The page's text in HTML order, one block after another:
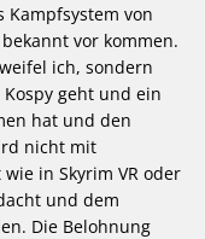
Kampfsystem von
vor kommen.
ich, sondern
geht und ein
hat und den
nicht mit
in Skyrim VR oder
und dem
Die Belohnung